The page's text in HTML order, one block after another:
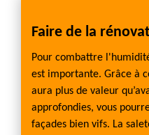
Faire de la
Pour combattre
est importante. Grâce à
aura plus de valeur
approfondies, vous
façades bien vifs. La